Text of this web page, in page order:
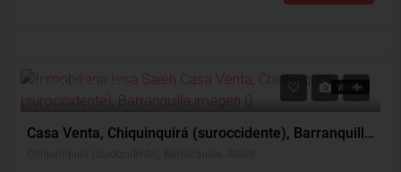
VENTA
$160,000,000
Casa Venta, Chiquinquirá (suroccidente), Barranquilla (28020)